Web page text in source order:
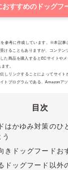
おすすめのドッグフ
参考に作成しています。※本記事
けることもありますが、コンテン
た商品を購入するとECサイトや
す。
しリンクすることによってサイト
トプログラムである、Amazonア
目次
はかゆみ対策のひ
きドッグフードお
ドッグフード以外